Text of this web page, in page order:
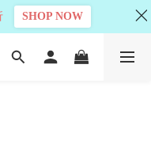
SHOP NOW